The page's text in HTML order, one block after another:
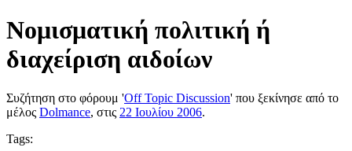
Νομισματική πολιτική ή
διαχείριση αιδοίων
Συζήτηση στο φόρουμ 'Off Topic Discussion' που ξεκίνησε από το
μέλος Dolmance, στις 22 Ιουλίου 2006.
Tags: